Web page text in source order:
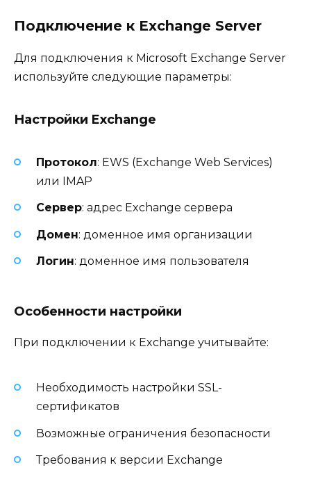
Подключение к Exchange Server
Для подключения к Microsoft Exchange Server
используйте следующие параметры:
Настройки Exchange
Протокол: EWS (Exchange Web Services)
или IMAP
Сервер: адрес Exchange сервера
Домен: доменное имя организации
Логин: доменное имя пользователя
Особенности настройки
При подключении к Exchange учитывайте:
Необходимость настройки SSL-
сертификатов
Возможные ограничения безопасности
Требования к версии Exchange